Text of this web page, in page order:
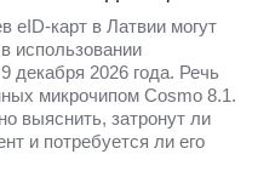
eID-карт в Латвии могут
использовании
декабря 2026 года. Речь
микрочипом Cosmo 8.1.
выяснить, затронут ли
и потребуется ли его